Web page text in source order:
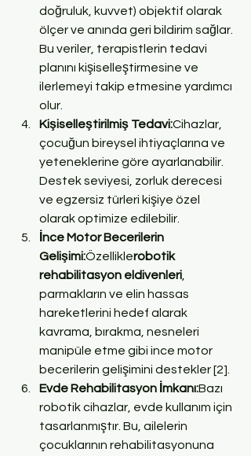
doğruluk, kuvvet) objektif olarak
ölçer ve anında geri bildirim sağlar.
Bu veriler, terapistlerin tedavi
planını kişiselleştirmesine ve
ilerlemeyi takip etmesine yardımcı
olur.
Kişiselleştirilmiş Tedavi:Cihazlar,
çocuğun bireysel ihtiyaçlarına ve
yeteneklerine göre ayarlanabilir.
Destek seviyesi, zorluk derecesi
ve egzersiz türleri kişiye özel
olarak optimize edilebilir.
İnce Motor Becerilerin
Gelişimi:Özelliklerobotik
rehabilitasyon eldivenleri
parmakların ve elin hassas
hareketlerini hedef alarak
kavrama, bırakma, nesneleri
manipüle etme gibi ince motor
becerilerin gelişimini destekler [2].
Evde Rehabilitasyon İmkanı:Bazı
robotik cihazlar, evde kullanım için
tasarlanmıştır. Bu, ailelerin
çocuklarının rehabilitasyonuna